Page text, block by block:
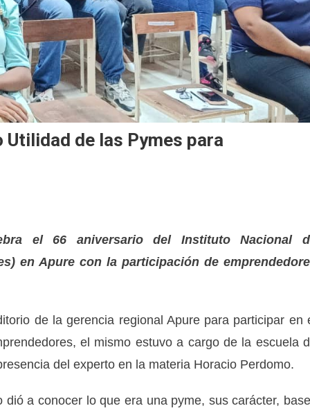
Utilidad de las Pymes para
el 66 aniversario del Instituto Nacional
en Apure con la participación de
de la gerencia regional Apure para participar en
el mismo estuvo a cargo de la escuela
del experto en la materia Horacio Perdomo.
a conocer lo que era una pyme, sus carácter,